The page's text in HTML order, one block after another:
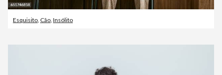
Esquisito Cão Insólito